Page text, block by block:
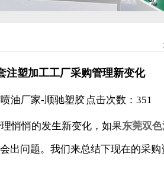
注塑加工工厂采购管理新变化
油厂家-顺驰塑胶 点击次数： 351
悄悄的发生新变化，如果东莞双
出问题。我们来总结下现在的采